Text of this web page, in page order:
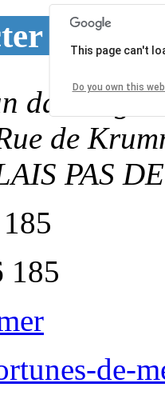
de
PAS
185
de-
This page can't
Do you own this